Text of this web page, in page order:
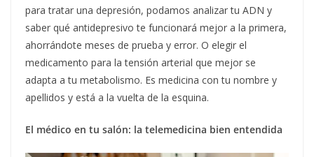
para tratar una depresión, podamos analizar tu ADN y
saber qué antidepresivo te funcionará mejor a la primera,
ahorrándote meses de prueba y error. O elegir el
medicamento para la tensión arterial que mejor se
adapta a tu metabolismo. Es medicina con tu nombre y
apellidos y está a la vuelta de la esquina.
El médico en tu salón: la telemedicina bien entendida